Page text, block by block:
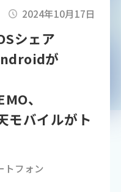
2024年10月17日
シェア
が
、
モバイルがト
トフォン